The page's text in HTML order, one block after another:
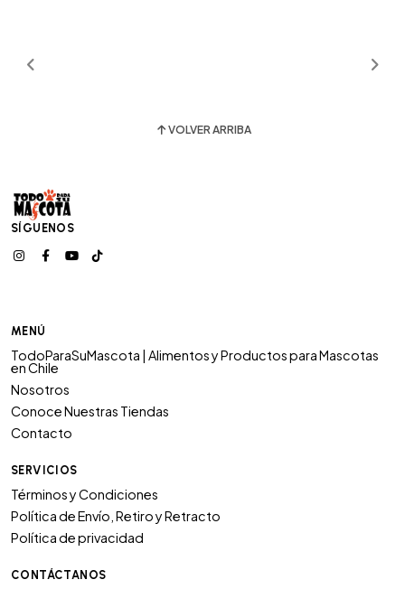
VOLVER ARRIBA
SÍGUENOS
MENÚ
TodoParaSuMascota | Alimentos y Productos para Mascotas
en Chile
Nosotros
Conoce Nuestras Tiendas
Contacto
SERVICIOS
Términos y Condiciones
Política de Envío, Retiro y Retracto
Política de privacidad
CONTÁCTANOS